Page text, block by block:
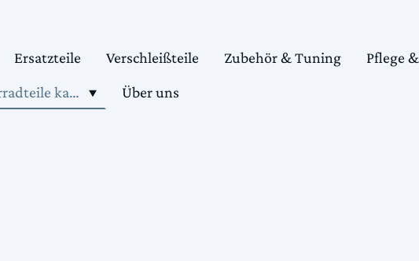
Ersatzteile Verschleißteile Zubehör & Tuning
Pflege
Shop motorradteile kaufen
Über uns